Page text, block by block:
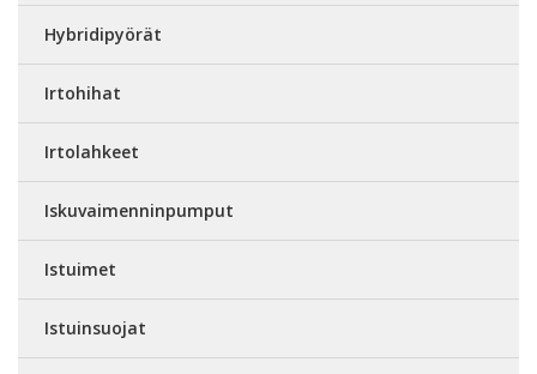
Hybridipyörät
Irtohihat
Irtolahkeet
Iskuvaimenninpumput
Istuimet
Istuinsuojat